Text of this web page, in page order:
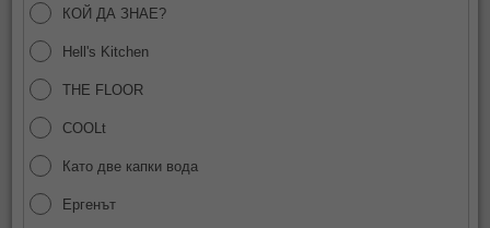
КОЙ ДА ЗНАЕ?
Hell's Kitchen
THE FLOOR
COOLt
Като две капки вода
Ергенът